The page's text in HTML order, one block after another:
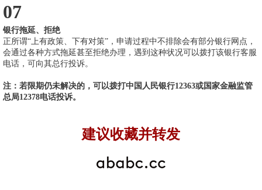
07
银行拖延、拒绝
正所谓“上有政策、下有对策”，申请过程中不排除会有部分银行网点，
会通过各种方式拖延甚至拒绝办理，遇到这种状况可以拨打该银行客服
电话，可向其总行投诉。
注：若限期仍未解决的，可以拨打中国人民银行12363或国家金融监管
总局12378电话投诉。
建议收藏并转发